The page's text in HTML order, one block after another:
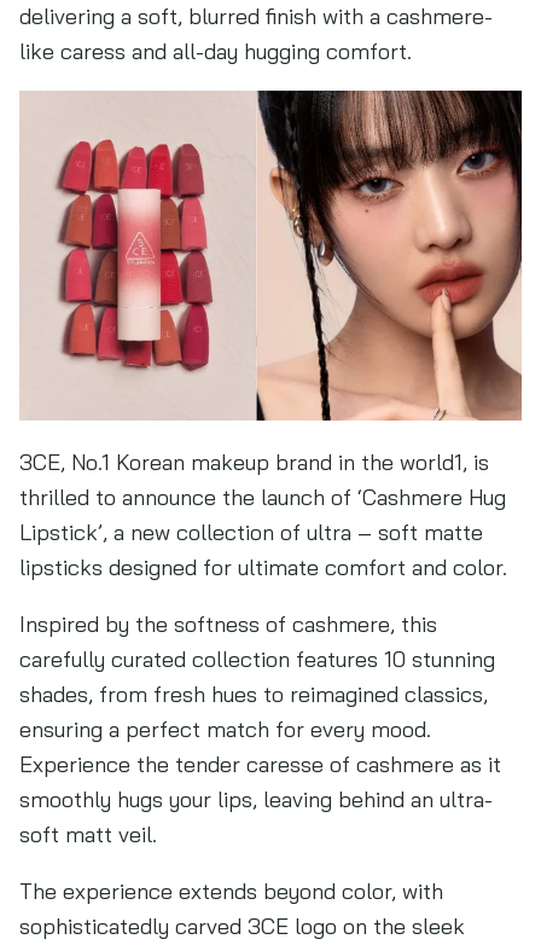
delivering a soft, blurred finish with a cashmere-
like caress and all-day hugging comfort.
3CE, No.1 Korean makeup brand in the world1, is
thrilled to announce the launch of ‘Cashmere Hug
Lipstick’, a new collection of ultra – soft matte
lipsticks designed for ultimate comfort and color.
Inspired by the softness of cashmere, this
carefully curated collection features 10 stunning
shades, from fresh hues to reimagined classics,
ensuring a perfect match for every mood.
Experience the tender caresse of cashmere as it
smoothly hugs your lips, leaving behind an ultra-
soft matt veil.
The experience extends beyond color, with
sophisticatedly carved 3CE logo on the sleek